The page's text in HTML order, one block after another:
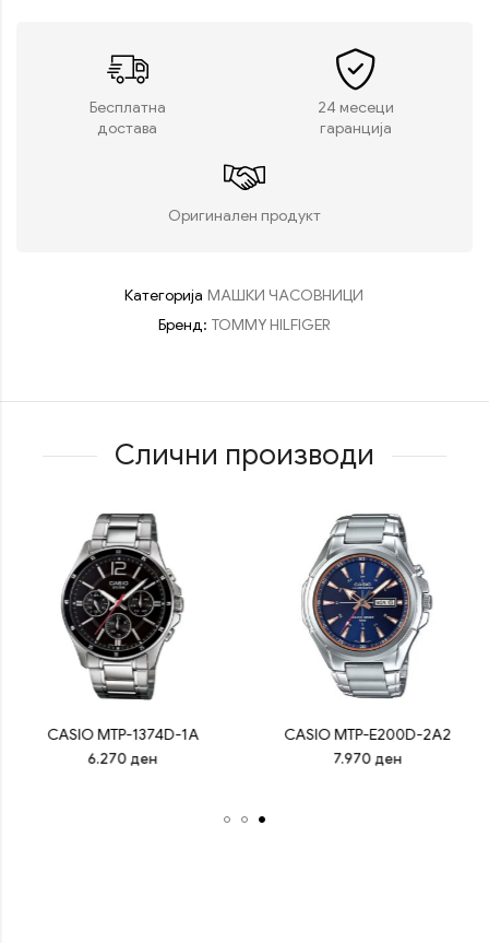
Бесплатна
достава
24 месеци
гаранција
Оригинален продукт
Категорија МАШКИ ЧАСОВНИЦИ
Бренд: TOMMY HILFIGER
Слични производи
CASIO MTP-1374D-1A
6.270ден
CASIO MTP-E200D-2A2
7.970ден